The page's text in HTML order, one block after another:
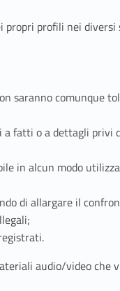
propri profili nei
saranno comunque
fatti o a dettagli privi
in alcun modo
di allargare il
audio/video